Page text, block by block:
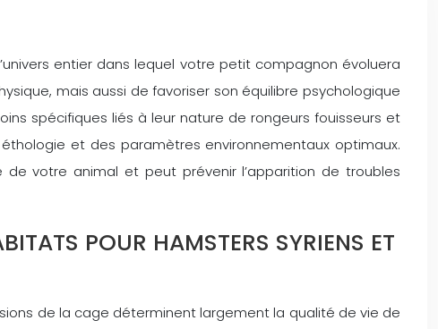
entier dans lequel votre petit compagnon évoluera
mais aussi de favoriser son équilibre psychologique
spécifiques liés à leur nature de rongeurs fouisseurs et
et des paramètres environnementaux optimaux.
votre animal et peut prévenir l’apparition de troubles
POUR HAMSTERS SYRIENS ET
de la cage déterminent largement la qualité de vie de